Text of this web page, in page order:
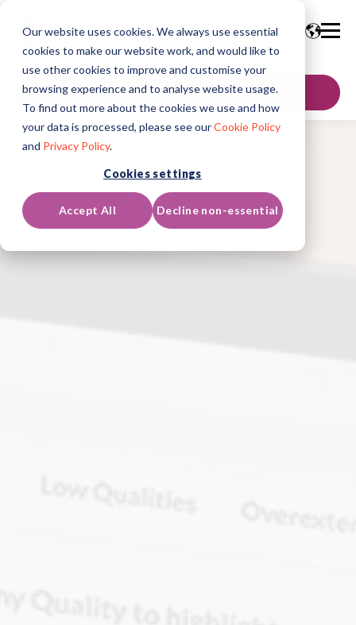
Our website uses cookies. We always use essential
cookies to make our website work, and would like to
use other cookies to improve and customise your
browsing experience and to analyse website usage.
To find out more about the cookies we use and how
your data is processed, please see ourCookie Policy
and Privacy Policy.
Cookies settings
Accept All Decline non-essential
聯絡我們